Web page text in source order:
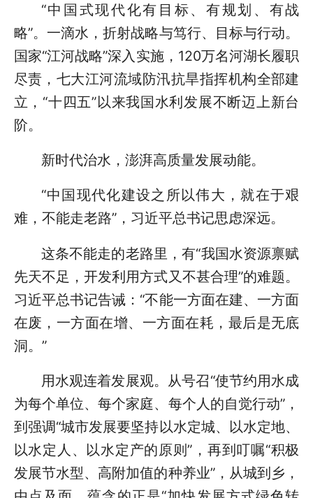
“中国式现代化有目标、有规划、有战
略”。一滴水，折射战略与笃行、目标与行动。
国家“江河战略”深入实施，120万名河湖长履职
尽责，七大江河流域防汛抗旱指挥机构全部建
立，“十四五”以来我国水利发展不断迈上新台
阶。
新时代治水，澎湃高质量发展动能。
“中国现代化建设之所以伟大，就在于艰
难，不能走老路”，习近平总书记思虑深远。
这条不能走的老路里，有“我国水资源禀赋
先天不足，开发利用方式又不甚合理”的难题。
习近平总书记告诫：“不能一方面在建、一方面
在废，一方面在增、一方面在耗，最后是无底
洞。”
用水观连着发展观。从号召“使节约用水成
为每个单位、每个家庭、每个人的自觉行动”，
到强调“城市发展要坚持以水定城、以水定地、
以水定人、以水定产的原则”，再到叮嘱“积极
发展节水型、高附加值的种养业”，从城到乡，